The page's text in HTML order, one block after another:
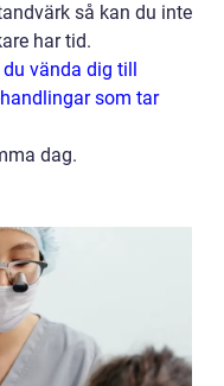
så kan du inte
har tid.
vända dig till
som tar
dag.